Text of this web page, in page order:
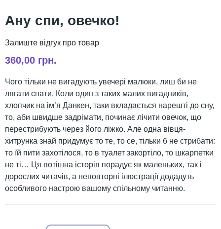
Ану спи, овечко!
360,00 грн.
Чого тільки не вигадують увечері малюки, лиш би не
лягати спати. Коли один з таких малих вигадників,
хлопчик на ім’я Данкен, таки вкладається нарешті до сну,
то, аби швидше задрімати, починає лічити овечок, що
перестрибують через його ліжко. Але одна вівця-
хитрунка знай придумує то те, то се, тільки б не стрибати:
то їй пити захотілося, то в туалет закортіло, то шкарпетки
не ті… Ця потішна історія порадує як маленьких, так і
дорослих читачів, а неповторні ілюстрації додадуть
особливого настрою вашому спільному читанню.